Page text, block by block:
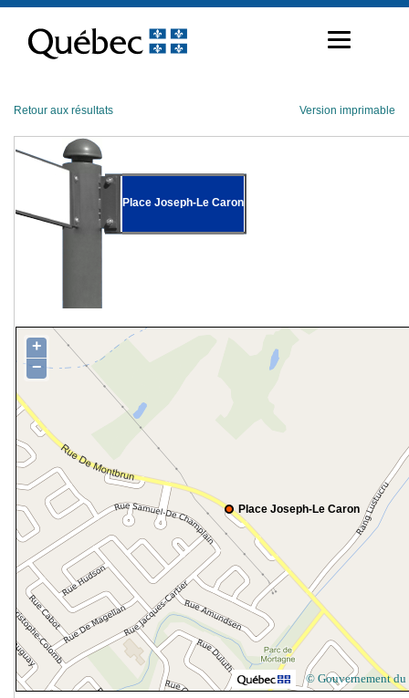
contenu
Retour aux résultats Version imprimable
Place Joseph-Le Caron
Place Joseph-Le Caron
+
−
© Gouvernement du